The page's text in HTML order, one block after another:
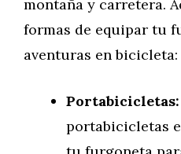
montaña y carretera.
formas de equipar tu
aventuras en bicicleta:
Portabicicletas:
portabicicletas